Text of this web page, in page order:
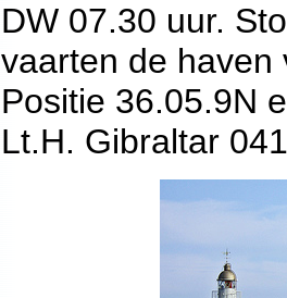
DW 07.30 uur.
vaarten de haven
Positie 36.05.9N
Lt.H. Gibraltar